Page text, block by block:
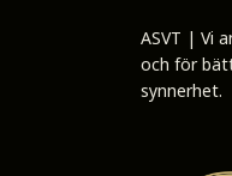
ASVT | Vi
och för
synnerhet.